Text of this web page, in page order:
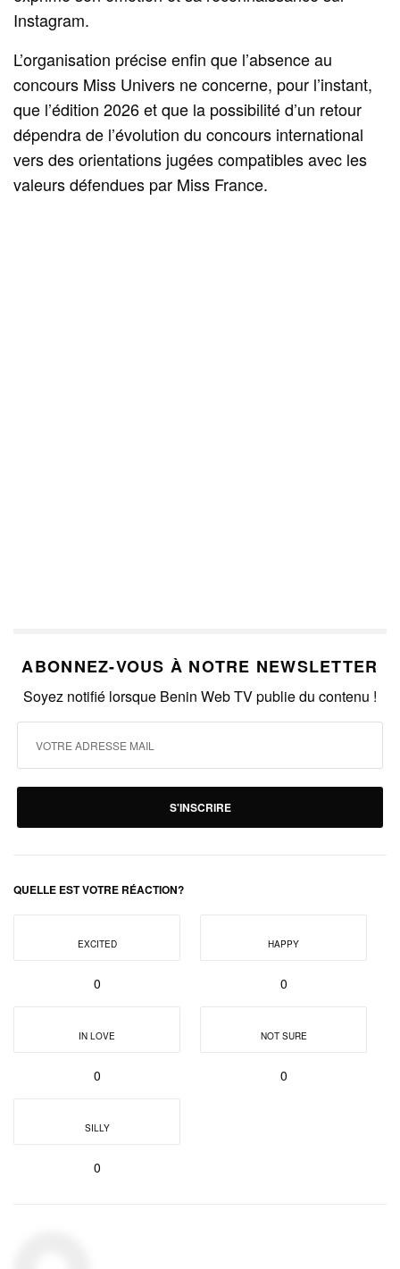
Instagram.
L’organisation précise enfin que l’absence au
concours Miss Univers ne concerne, pour l’instant,
que l’édition 2026 et que la possibilité d’un retour
dépendra de l’évolution du concours international
vers des orientations jugées compatibles avec les
valeurs défendues par Miss France.
ABONNEZ-VOUS À NOTRE NEWSLETTER
Soyez notifié lorsque Benin Web TV publie du contenu !
S'INSCRIRE
QUELLE EST VOTRE RÉACTION?
EXCITED
0
HAPPY
0
IN LOVE
0
NOT SURE
0
SILLY
0